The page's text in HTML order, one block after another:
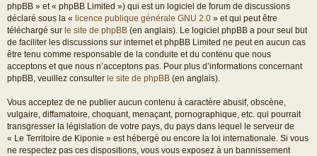
phpBB » et « phpBB Limited ») qui est un logiciel de forum de discussions
déclaré sous la « licence publique générale GNU 2.0 » et qui peut être
téléchargé sur le site de phpBB (en anglais). Le logiciel phpBB a pour seul but
de faciliter les discussions sur internet et phpBB Limited ne peut en aucun cas
être tenu comme responsable de la conduite et du contenu que nous
acceptons et que nous n’acceptons pas. Pour plus d’informations concernant
phpBB, veuillez consulter le site de phpBB (en anglais).
Vous acceptez de ne publier aucun contenu à caractère abusif, obscène,
vulgaire, diffamatoire, choquant, menaçant, pornographique, etc. qui pourrait
transgresser la législation de votre pays, du pays dans lequel le serveur de
« Le Territoire de Kiponie » est hébergé ou encore la loi internationale. Si vous
ne respectez pas ces dispositions, vous vous exposez à un bannissement